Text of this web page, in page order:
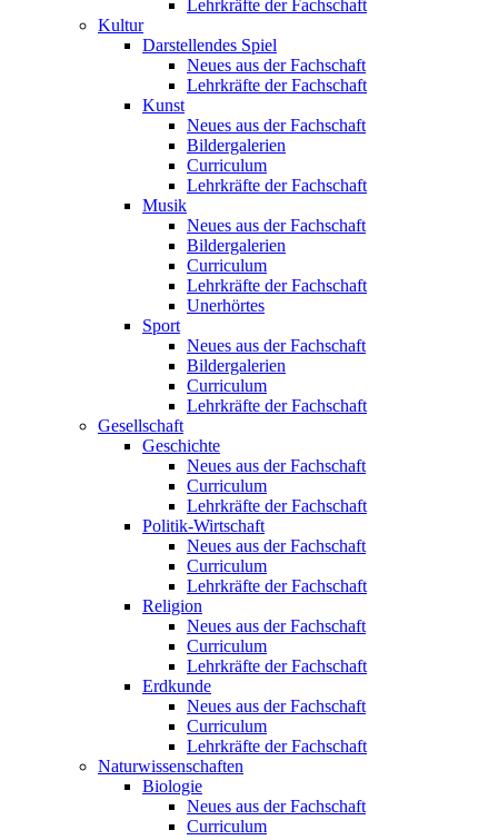
Lehrkräfte der Fachschaft
Kultur
Darstellendes Spiel
Neues aus der Fachschaft
Lehrkräfte der Fachschaft
Kunst
Neues aus der Fachschaft
Bildergalerien
Curriculum
Lehrkräfte der Fachschaft
Musik
Neues aus der Fachschaft
Bildergalerien
Curriculum
Lehrkräfte der Fachschaft
Unerhörtes
Sport
Neues aus der Fachschaft
Bildergalerien
Curriculum
Lehrkräfte der Fachschaft
Gesellschaft
Geschichte
Neues aus der Fachschaft
Curriculum
Lehrkräfte der Fachschaft
Politik-Wirtschaft
Neues aus der Fachschaft
Curriculum
Lehrkräfte der Fachschaft
Religion
Neues aus der Fachschaft
Curriculum
Lehrkräfte der Fachschaft
Erdkunde
Neues aus der Fachschaft
Curriculum
Lehrkräfte der Fachschaft
Naturwissenschaften
Biologie
Neues aus der Fachschaft
Curriculum